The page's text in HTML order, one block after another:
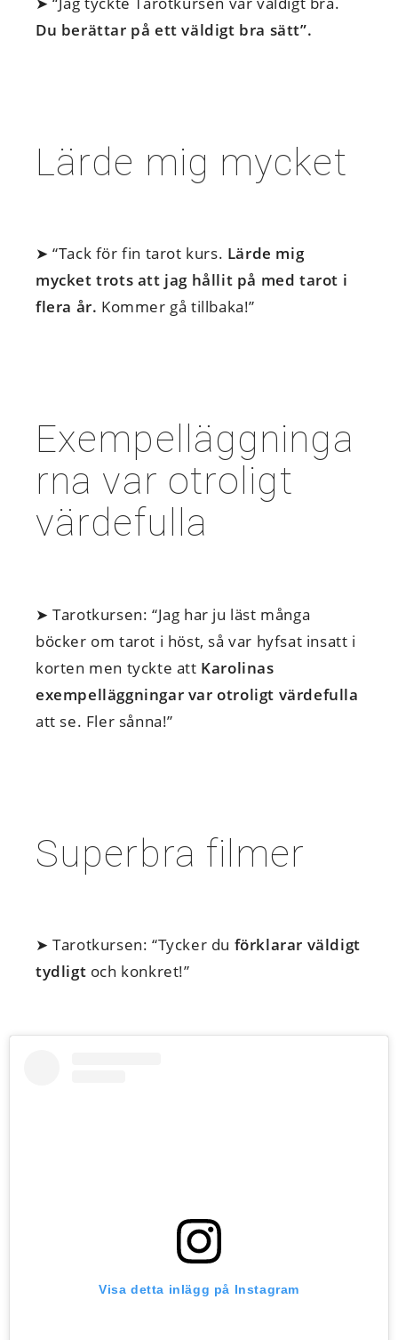
Du berättar på ett väldigt bra sätt”.
Lärde mig mycket
➤ “Tack för fin tarot kurs. Lärde mig
mycket trots att jag hållit på med tarot i
flera år. Kommer gå tillbaka!”
Exempelläggninga
rna var otroligt
värdefulla
➤ Tarotkursen: “Jag har ju läst många
böcker om tarot i höst, så var hyfsat insatt i
korten men tyckte att Karolinas
exempelläggningar var otroligt värdefulla
att se. Fler sånna!”
Superbra filmer
➤ Tarotkursen: “Tycker du förklarar väldigt
tydligt och konkret!”
Visa detta inlägg på Instagram